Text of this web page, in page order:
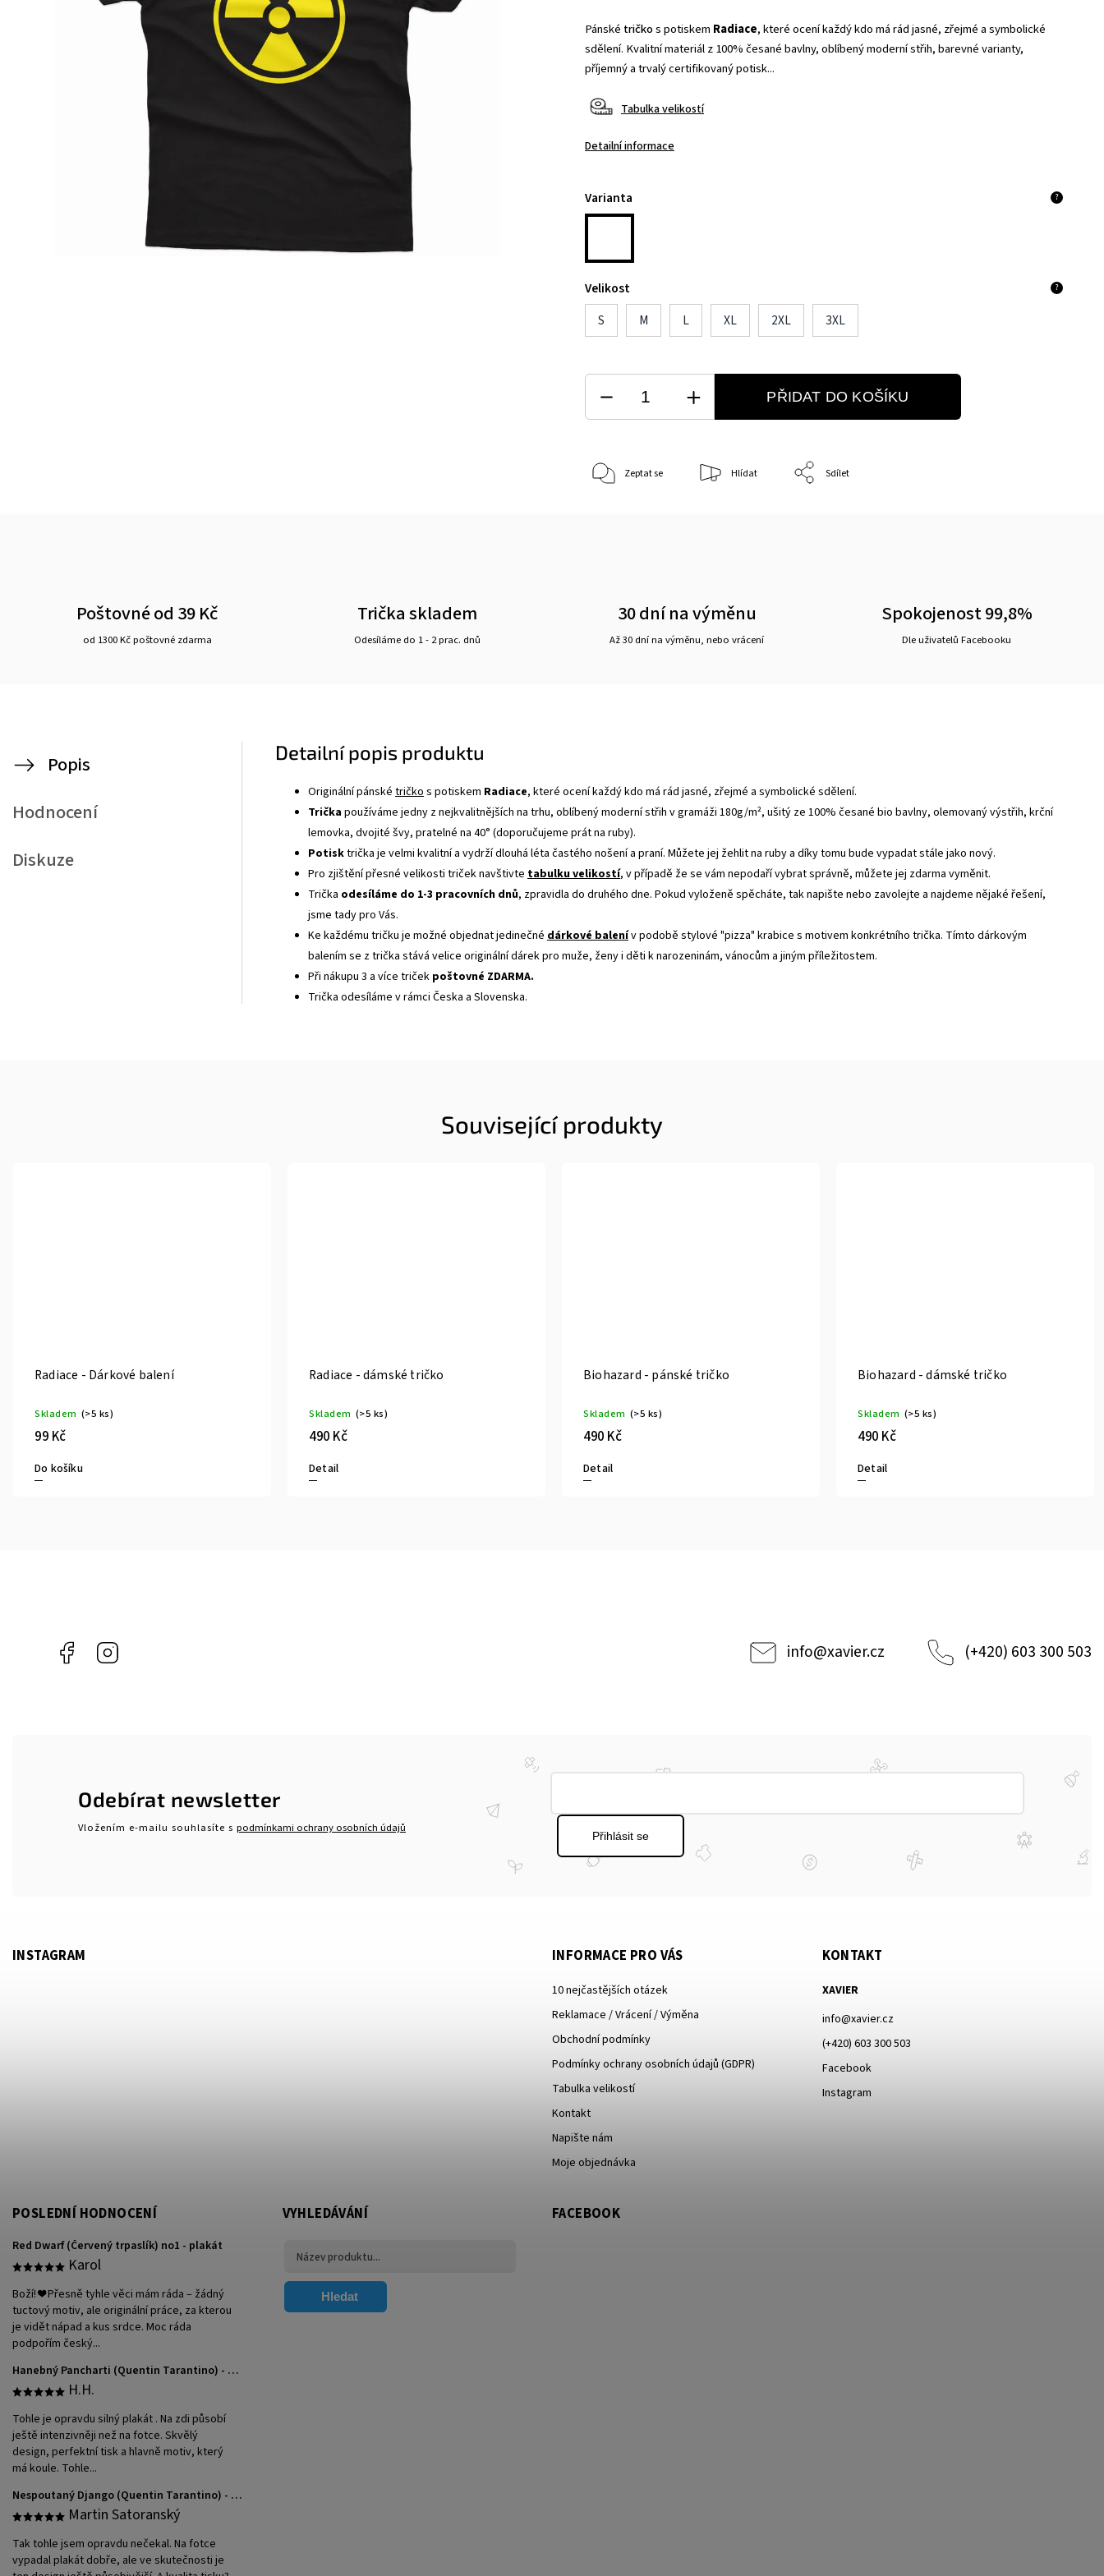
Pánské tričkos potiskem Radiace, které ocení každý kdo má rád jasné, zřejmé a symbolické
sdělení. Kvalitní materiál z 100% česané bavlny, oblíbený moderní střih, barevné varianty,
příjemný a trvalý certifikovaný potisk...
Tabulka velikostí
Detailní informace
Varianta ?
Velikost ?
S M L XL 2XL 3XL
PŘIDAT DO KOŠÍKU
Zeptat se Hlídat Sdílet
Poštovné od 39 Kč
od 1300 Kč poštovné zdarma
Trička skladem
Odesíláme do 1 - 2 prac. dnů
30 dní na výměnu
Až 30 dní na výměnu, nebo vrácení
Spokojenost 99,8%
Dle uživatelů Facebooku
Popis
Hodnocení
Diskuze
Detailní popis produktu
Originální pánské tričko s potiskem Radiace, které ocení každý kdo má rád jasné, zřejmé a symbolické sdělení.
Tričkapoužíváme jedny z nejkvalitnějších na trhu, oblíbený moderní střih v gramáži 180g/m², ušitý ze 100% česané bio bavlny, olemovaný výstřih, krční
lemovka, dvojité švy, pratelné na 40° (doporučujeme prát na ruby).
Potisktrička je velmi kvalitní a vydrží dlouhá léta častého nošení a praní. Můžete jej žehlit na ruby a díky tomu bude vypadat stále jako nový.
Pro zjištění přesné velikosti triček navštivte tabulku velikostí, v případě že se vám nepodaří vybrat správně, můžete jej zdarma vyměnit.
Trička odesíláme do 1-3 pracovních dnů, zpravidla do druhého dne. Pokud vyloženě spěcháte, tak napište nebo zavolejte a najdeme nějaké řešení,
jsme tady pro Vás.
Ke každému tričku je možné objednat jedinečné dárkové balenív podobě stylové "pizza" krabice s motivem konkrétního trička. Tímto dárkovým
balením se z trička stává velice originální dárek pro muže, ženy i děti k narozeninám, vánocům a jiným příležitostem.
Při nákupu 3 a více triček poštovné ZDARMA.
Trička odesíláme v rámci Česka a Slovenska.
Související produkty
Radiace - Dárkové balení
Skladem (>5 ks)
99 Kč
Do košíku
Radiace - dámské tričko
Skladem (>5 ks)
490 Kč
Detail
Biohazard - pánské tričko
Skladem (>5 ks)
490 Kč
Detail
Biohazard - dámské tričko
Skladem (>5 ks)
490 Kč
Detail
Facebook info@xavier.cz (+420) 603 300 503
Odebírat newsletter
Vložením e-mailu souhlasíte s podmínkami ochrany osobních údajů
Přihlásit se
INSTAGRAM INFORMACE PRO VÁS
10 nejčastějších otázek
Reklamace / Vrácení / Výměna
Obchodní podmínky
Podmínky ochrany osobních údajů (GDPR)
Tabulka velikostí
Kontakt
Napište nám
Moje objednávka
KONTAKT
XAVIER
info@xavier.cz
(+420) 603 300 503
Facebook
Instagram
POSLEDNÍ HODNOCENÍ
Red Dwarf (Červený trpaslík) no1 - plakát
Karol
Boží! ❤️ Přesně tyhle věci mám ráda – žádný
tuctový motiv, ale originální práce, za kterou
je vidět nápad a kus srdce. Moc ráda
podpořím český...
Hanebný Pancharti (Quentin Tarantino) - plakát
H.H.
Tohle je opravdu silný plakát . Na zdi působí
ještě intenzivněji než na fotce. Skvělý
design, perfektní tisk a hlavně motiv, který
má koule. Tohle...
Nespoutaný Django (Quentin Tarantino) - plakát
Martin Satoranský
Tak tohle jsem opravdu nečekal. Na fotce
vypadal plakát dobře, ale ve skutečnosti je
VYHLEDÁVÁNÍ
Hledat
FACEBOOK